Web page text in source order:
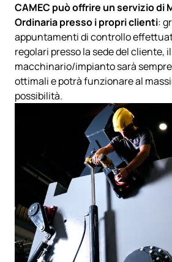
CAMEC può offrire un servizio di
Ordinaria presso i propri clienti:
appuntamenti di controllo
regolari presso la sede del cliente, il
macchinario/impianto sarà
ottimali e potrà funzionare al
possibilità.